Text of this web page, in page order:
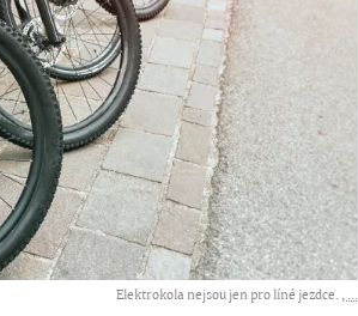
Elektrokola nejsou jen pro líné jezdce. ,...